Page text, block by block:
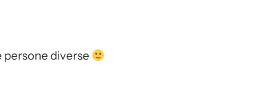
persone diverse